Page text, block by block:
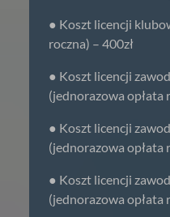
● Koszt licencji
roczna) – 400zł
● Koszt licencji
(jednorazowa opłata
● Koszt licencji
(jednorazowa opłata
● Koszt licencji
(jednorazowa opłata